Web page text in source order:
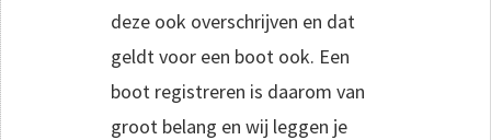
deze ook overschrijven en dat
geldt voor een boot ook. Een
boot registreren is daarom van
groot belang en wij leggen je